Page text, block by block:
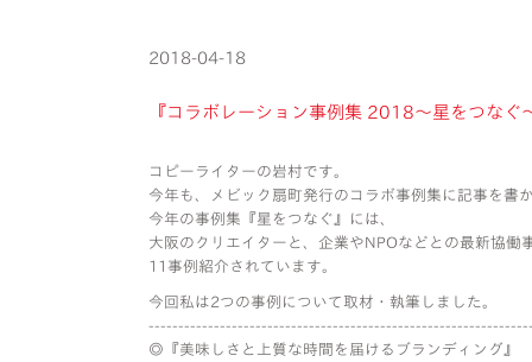
2018-04-18
『コラボレーション事例集 2018〜星をつなぐ
コピーライターの岩村です。
今年も、メビック扇町発行のコラボ事例集に記事を書
今年の事例集『星をつなぐ』には、
大阪のクリエイターと、企業やNPOなどとの最新協働
11事例紹介されています。
今回私は2つの事例について取材・執筆しました。
◎『美味しさと上質な時間を届けるブランディング』